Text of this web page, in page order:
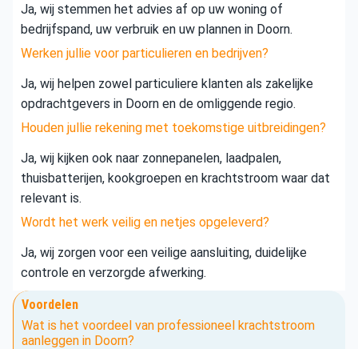
Ja, wij stemmen het advies af op uw woning of
bedrijfspand, uw verbruik en uw plannen in Doorn.
Werken jullie voor particulieren en bedrijven?
Ja, wij helpen zowel particuliere klanten als zakelijke
opdrachtgevers in Doorn en de omliggende regio.
Houden jullie rekening met toekomstige uitbreidingen?
Ja, wij kijken ook naar zonnepanelen, laadpalen,
thuisbatterijen, kookgroepen en krachtstroom waar dat
relevant is.
Wordt het werk veilig en netjes opgeleverd?
Ja, wij zorgen voor een veilige aansluiting, duidelijke
controle en verzorgde afwerking.
Voordelen
Wat is het voordeel van professioneel krachtstroom
aanleggen in Doorn?